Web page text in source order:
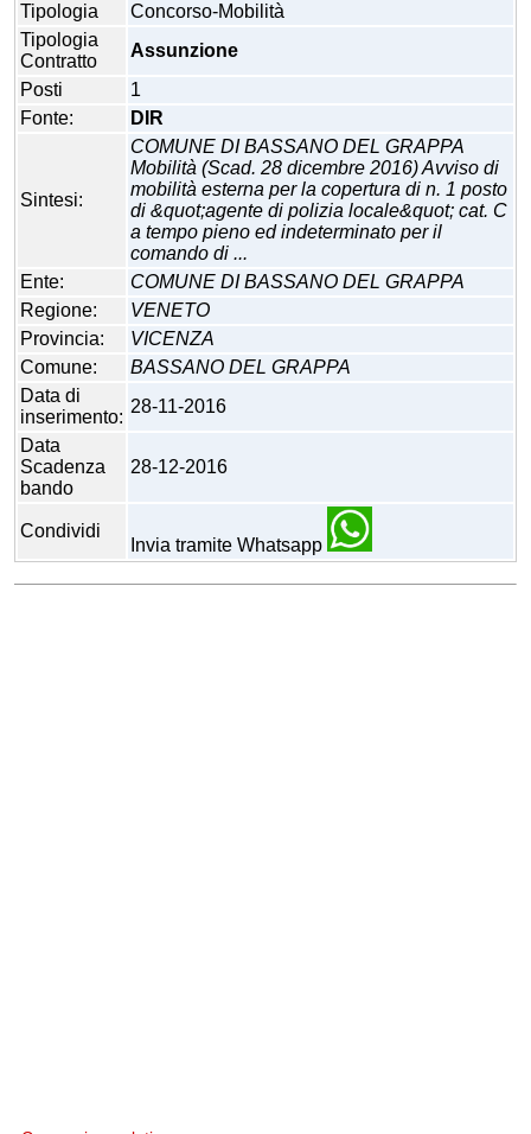
Tipologia
Concorso-Mobilità
Tipologia
Contratto
Assunzione
Posti
1
Fonte:
DIR
Sintesi:
COMUNE DI BASSANO DEL GRAPPA
Mobilità (Scad. 28 dicembre 2016) Avviso di
mobilità esterna per la copertura di n. 1 posto
di &quot;agente di polizia locale&quot; cat. C
a tempo pieno ed indeterminato per il
comando di ...
Ente:
COMUNE DI BASSANO DEL GRAPPA
Regione:
VENETO
Provincia:
VICENZA
Comune:
BASSANO DEL GRAPPA
Data di
inserimento:
28-11-2016
Data
Scadenza
bando
28-12-2016
Condividi
Invia tramite Whatsapp